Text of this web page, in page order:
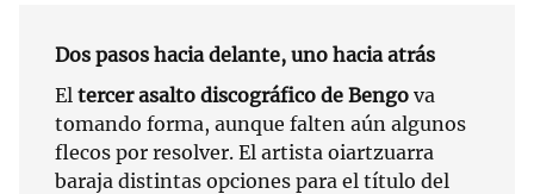
Dos pasos hacia delante, uno hacia atrás
El tercer asalto discográfico de Bengo va
tomando forma, aunque falten aún algunos
flecos por resolver. El artista oiartzuarra
baraja distintas opciones para el título del